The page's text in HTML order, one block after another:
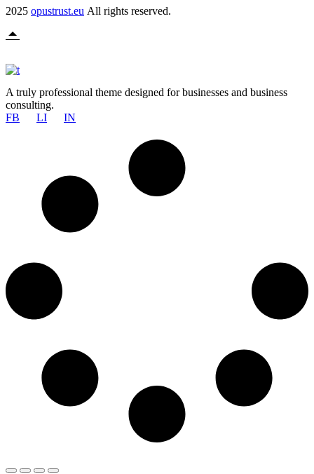
2025 opustrust.eu All rights reserved.
A truly professional theme designed for businesses and business
consulting.
FB
LI IN